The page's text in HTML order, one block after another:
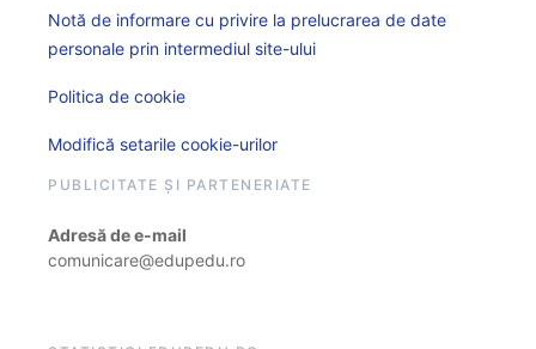
Notă de informare cu privire la prelucrarea de date
personale prin intermediul site-ului
Politica de cookie
Modifică setarile cookie-urilor
PUBLICITATE ȘI PARTENERIATE
Adresă de e-mail
comunicare@edupedu.ro